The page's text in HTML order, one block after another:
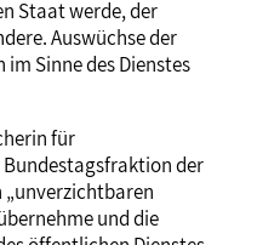
Staat werde, der
Auswüchse der
Sinne des Dienstes
für
der
„unverzichtbaren
und die